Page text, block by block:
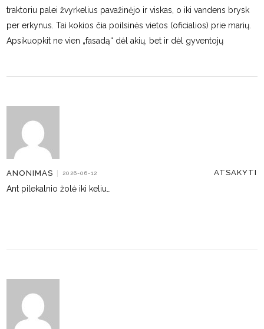
traktoriu palei žvyrkelius pavažinėjo ir viskas, o iki vandens brysk
per erkynus. Tai kokios čia poilsinės vietos (oficialios) prie marių.
Apsikuopkit ne vien „fasadą“ dėl akių, bet ir dėl gyventojų
ANONIMAS | 2026-06-12 ATSAKYTI
Ant pilekalnio žolė iki keliu…